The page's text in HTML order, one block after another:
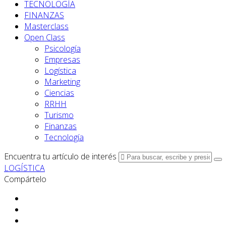
TECNOLOGÍA
FINANZAS
Masterclass
Open Class
Psicología
Empresas
Logística
Marketing
Ciencias
RRHH
Turismo
Finanzas
Tecnología
Encuentra tu artículo de interés
LOGÍSTICA
Compártelo